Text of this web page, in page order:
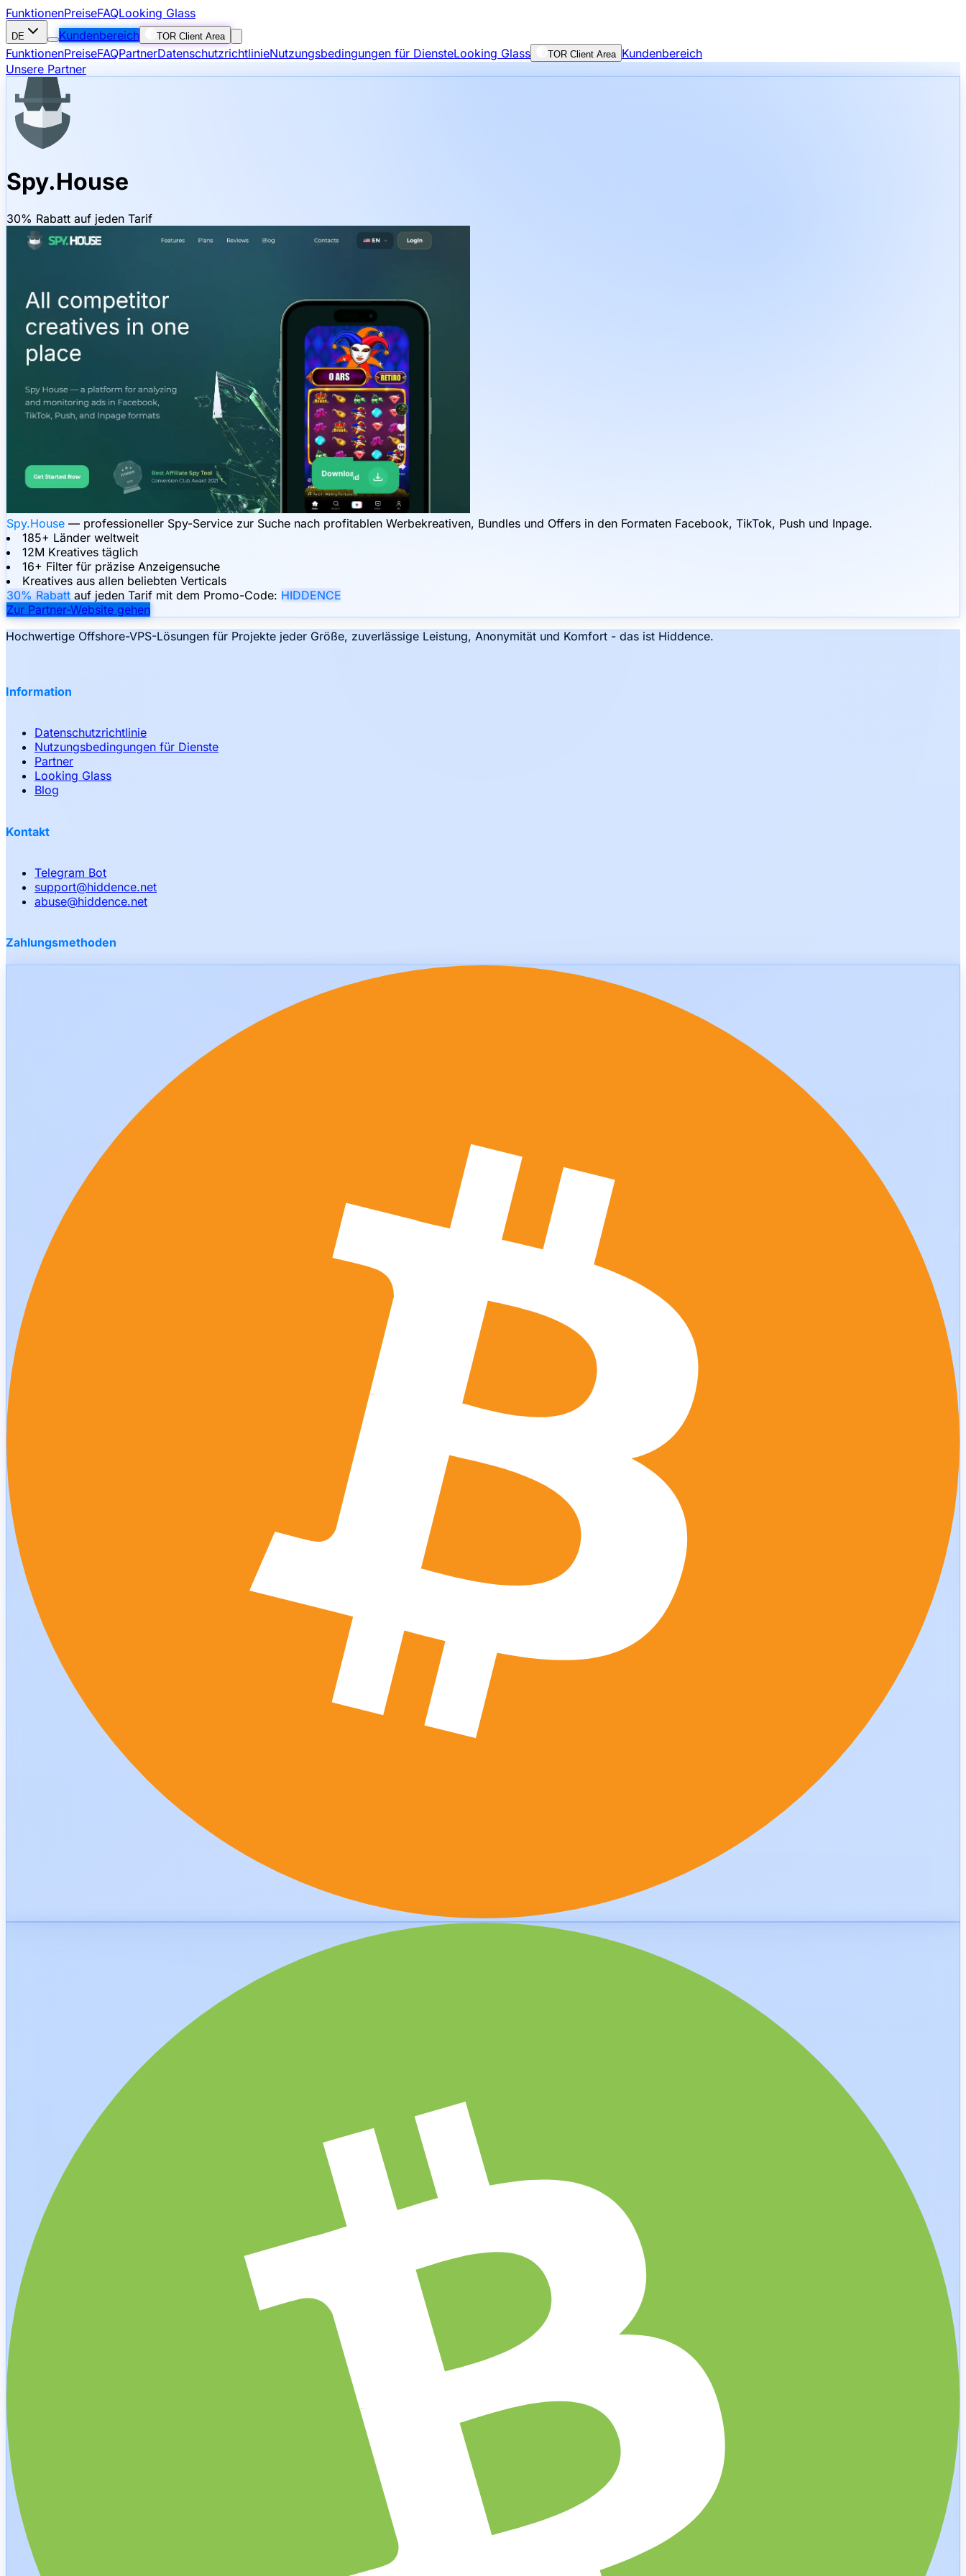
FunktionenPreiseFAQLooking Glass
DE Kundenbereich TOR Client Area
FunktionenPreiseFAQPartnerDatenschutzrichtlinieNutzungsbedingungen für DiensteLooking Glass TOR Client Area Kundenbereich
Unsere Partner
Spy.House
30% Rabatt auf jeden Tarif
Spy.House — professioneller Spy-Service zur Suche nach profitablen Werbekreativen, Bundles und Offers in den Formaten Facebook, TikTok, Push und Inpage.
185+ Länder weltweit
12M Kreatives täglich
16+ Filter für präzise Anzeigensuche
Kreatives aus allen beliebten Verticals
30% Rabatt auf jeden Tarif mit dem Promo-Code: HIDDENCE
Zur Partner-Website gehen
Hochwertige Offshore-VPS-Lösungen für Projekte jeder Größe, zuverlässige Leistung, Anonymität und Komfort - das ist Hiddence.
Information
Datenschutzrichtlinie
Nutzungsbedingungen für Dienste
Partner
Looking Glass
Blog
Kontakt
Telegram Bot
support@hiddence.net
abuse@hiddence.net
Zahlungsmethoden